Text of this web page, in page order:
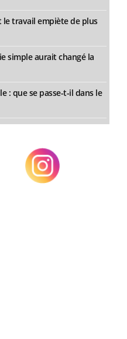
travail empiète de plus
simple aurait changé la
: que se passe-t-il dans le